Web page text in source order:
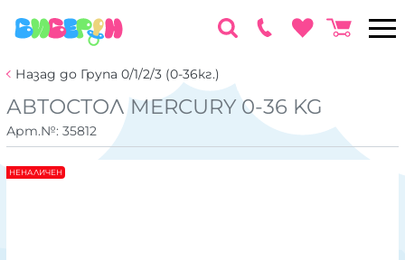
Назад до Група 0/1/2/3 (0-36кг.)
АВТОСТОЛ MERCURY 0-36 KG
Арт.№: 35812
НЕНАЛИЧЕН